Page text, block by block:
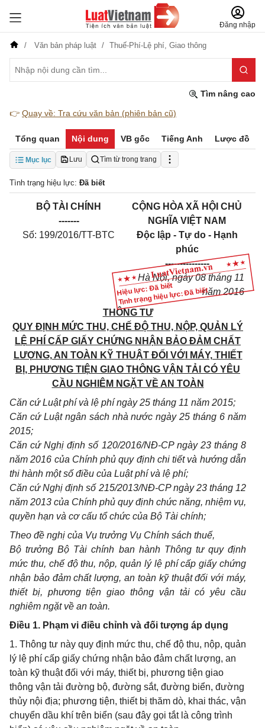
Đăng nhập
Văn bản pháp luật Thuế-Phí-Lệ phí, Giao thông
Tìm nâng cao
👉 Quay về: Tra cứu văn bản (phiên bản cũ)
Tổng quan Nội dung VB gốc Tiếng Anh Lược đồ
Mục lục Lưu Tìm từ trong trang
Tình trạng hiệu lực: Đã biết
Hiệu lực: Đã biết
Tình trạng hiệu lực: Đã biết
BỘ TÀI CHÍNH
-------
Số: 199/2016/TT-BTC
CỘNG HÒA XÃ HỘI CHỦ
NGHĨA VIỆT NAM
Độc lập - Tự do - Hạnh
phúc
---------------
Hà Nội, ngày08tháng 11
năm 2016
THÔNG TƯ
QUY ĐỊNH MỨC THU, CHẾ ĐỘ THU, NỘP, QUẢN LÝ
LỆ PHÍ CẤP GIẤY CHỨNG NHẬN BẢO ĐẢM CHẤT
LƯỢNG, AN TOÀN KỸ THUẬT ĐỐI VỚI MÁY, THIẾT
BỊ, PHƯƠNG TIỆN GIAO THÔNG VẬN TẢI CÓ YÊU
CẦU NGHIÊM NGẶT VỀ AN TOÀN
Căn cứ Luật phí và lệ phí ngày 25 tháng 11 năm 2015;
Căn cứ Luật ngân sách nhà nước ngày 25 tháng 6 năm
2015;
Căn cứ Nghị định số 120/2016/NĐ-CP ngày 23 tháng 8
năm 2016 của Chính phủ quy định chitiết và hướng dẫn
thi hành một số điều của Luật phí và lệ phí;
Căn cứ Nghị định số 215/2013/NĐ-CP ngày 23 tháng 12
năm 2013 của Chính phủ quy định chức năng, nhiệm vụ,
quyền hạn và cơ cấu tổ chức của Bộ Tài chính;
Theo đề nghị của Vụ trưởng Vụ Chính sách thuế,
Bộ trưởng Bộ Tài chính ban hành Thông tư quy định
mức thu, chế độ thu, nộp, quản lý lệ phí cấp giấy chứng
nhận bảo đảm chất lượng, an toàn kỹ thuật đối với máy,
thiết bị, phương tiện giao thông vận tảicó yêu cầu
nghiêm ngặt về an toàn.
Điều 1. Phạm vi điều chỉnh và đối tượng áp dụng
1. Thông tư này quy định mức thu, chế độ thu, nộp, quản
lý lệ phí cấp giấy chứng nhận bảo đảm chất lượng, an
toàn kỹ thuật đối với máy, thiết bị, phương tiện giao
thông vận tải đường bộ, đường sắt, đường biển, đường
thủy nội địa; phương tiện, thiết bị thăm dò, khai thác, vận
chuyển dầu khí trên biển (sau đây gọi tắt là công trình